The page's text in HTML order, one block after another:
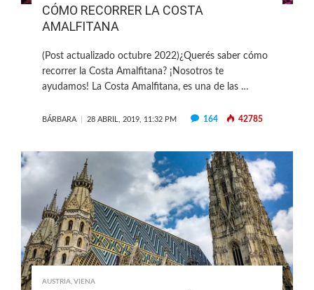
CÓMO RECORRER LA COSTA
AMALFITANA
(Post actualizado octubre 2022)¿Querés saber cómo
recorrer la Costa Amalfitana? ¡Nosotros te
ayudamos! La Costa Amalfitana, es una de las …
BÁRBARA 28 ABRIL, 2019, 11:32 PM 164 42785
AUSTRIA VIENA